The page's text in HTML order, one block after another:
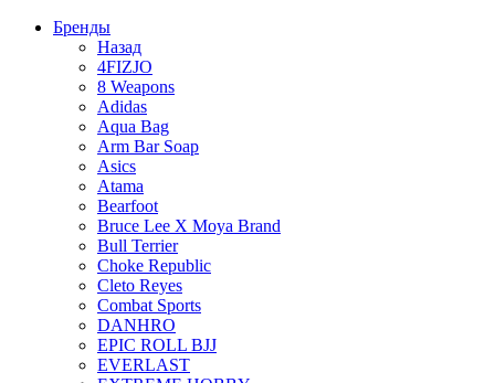
Бренды
Назад
4FIZJO
8 Weapons
Adidas
Aqua Bag
Arm Bar Soap
Asics
Atama
Bearfoot
Bruce Lee X Moya Brand
Bull Terrier
Choke Republic
Cleto Reyes
Combat Sports
DANHRO
EPIC ROLL BJJ
EVERLAST